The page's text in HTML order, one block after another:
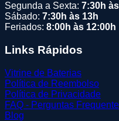
Segunda a Sexta: 7:30h
Sábado: 7:30h às 13h
Feriados: 8:00h às 12:00h
Links Rápidos
Vitrine de Baterias
Política de Reembolso
Política de Privacidade
FAQ - Perguntas
Blog